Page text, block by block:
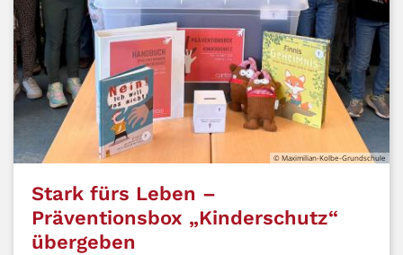
© Maximilian-Kolbe-Grundschule
Stark fürs Leben –
Präventionsbox „Kinderschutz“
übergeben